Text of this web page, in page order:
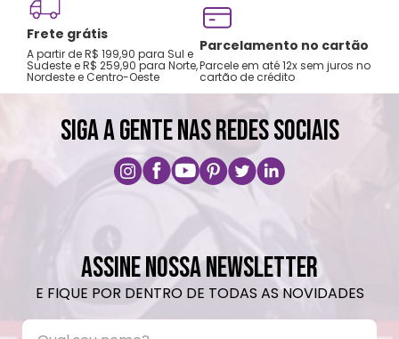
Não recomendado colocar no freezer.
Não vai á lava-louças, nem ao micro-
ondas.
Não utilizar produtos químicos e abrasivos.
Frete grátis
A partir de R$ 199,90 para Sul e
Sudeste e R$ 259,90 para Norte,
Nordeste e Centro-Oeste
Parcelamento no cartão
Parcele em até 12x sem juros no
cartão de crédito
SIGA A GENTE NAS REDES SOCIAIS
ASSINE NOSSA NEWSLETTER
E FIQUE POR DENTRO DE TODAS AS NOVIDADES